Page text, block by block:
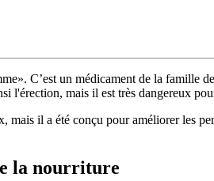
C’est un médicament de la
l'érection, mais il est très dangereux
il a été conçu pour améliorer les
la nourriture